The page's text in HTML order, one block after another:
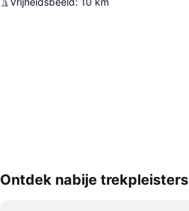
Kaart uitvouwen
Ontdek nabije trekpleisters